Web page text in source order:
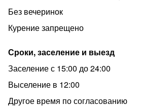
палочки, ватные диски,
✅ Чай, кофе, сахар, соль, печенье
стульчик и кроватку-манеж
МЕСТОПОЛОЖЕНИЕ
Квартира разместилась в ультра-
комплексе. Закрытые от
Без вечеринок
Курение запрещено
Сроки, заселение и выезд
Заселение с 15:00 до 24:00
Выселение в 12:00
Другое время по согласованию